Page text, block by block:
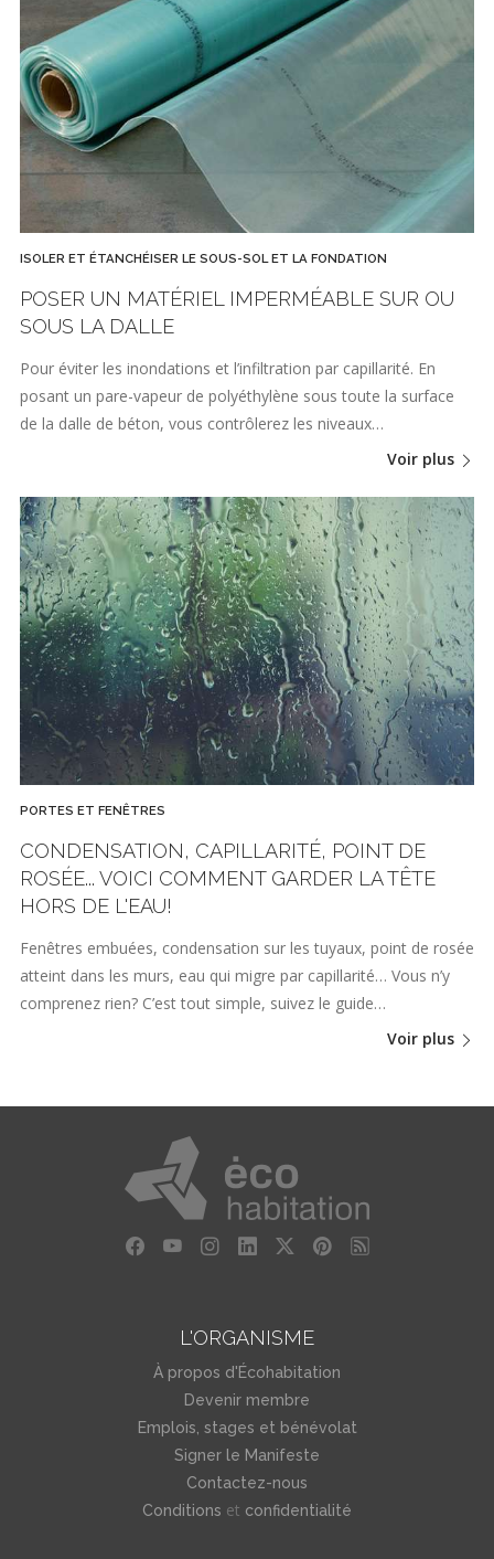
ISOLER ET ÉTANCHÉISER LE SOUS-SOL ET LA FONDATION
POSER UN MATÉRIEL IMPERMÉABLE SUR OU
SOUS LA DALLE
Pour éviter les inondations et l’infiltration par capillarité. En
posant un pare-vapeur de polyéthylène sous toute la surface
de la dalle de béton, vous contrôlerez les niveaux…
Voir plus
PORTES ET FENÊTRES
CONDENSATION, CAPILLARITÉ, POINT DE
ROSÉE... VOICI COMMENT GARDER LA TÊTE
HORS DE L'EAU!
Fenêtres embuées, condensation sur les tuyaux, point de rosée
atteint dans les murs, eau qui migre par capillarité… Vous n’y
comprenez rien? C’est tout simple, suivez le guide…
Voir plus
L'ORGANISME
À propos d'Écohabitation
Devenir membre
Emplois, stages et bénévolat
Signer le Manifeste
Contactez-nous
Conditions et confidentialité